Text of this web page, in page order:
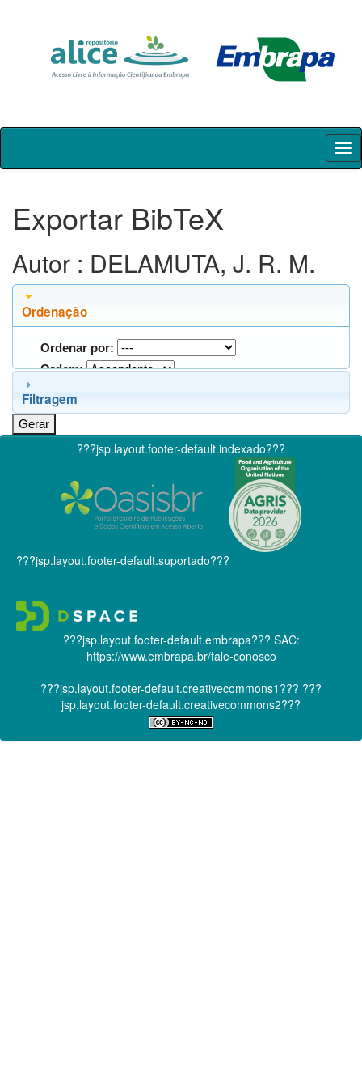
Skip
Exportar BibTeX
Autor : DELAMUTA, J. R. M.
Ordenação
Ordenar por:
Ordem:
Filtragem
???jsp.layout.footer-default.indexado???
???jsp.layout.footer-default.suportado???
???jsp.layout.footer-default.embrapa??? SAC:
https://www.embrapa.br/fale-conosco
???jsp.layout.footer-default.creativecommons1??? ???
jsp.layout.footer-default.creativecommons2???